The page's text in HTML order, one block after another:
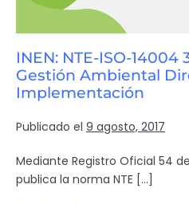
INEN: NTE-ISO-14004
Gestión Ambiental
Implementación
Publicado el 9 agosto, 2017
Mediante Registro Oficial 54
publica la norma NTE […]